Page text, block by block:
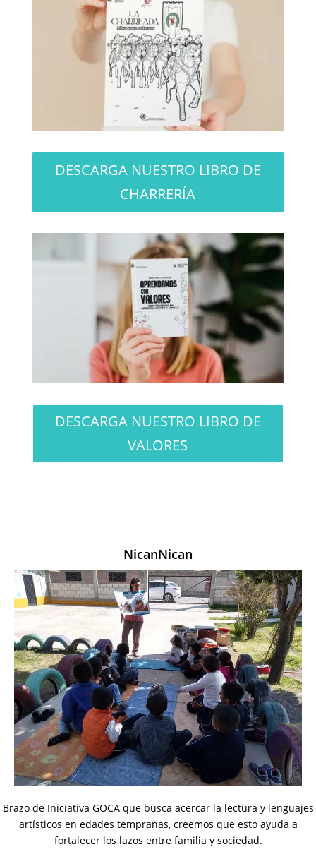
DESCARGA NUESTRO LIBRO DE
CHARRERÍA
DESCARGA NUESTRO LIBRO DE
VALORES
NicanNican
Brazo de Iniciativa GOCA que busca acercar la lectura y lenguajes
artísticos en edades tempranas, creemos que esto ayuda a
fortalecer los lazos entre familia y sociedad.